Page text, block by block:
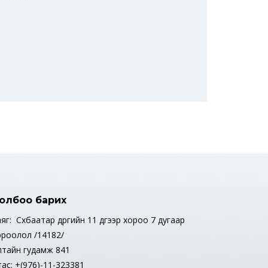
барих
Сүхбаатар дүүргийн 11 дүгээр хороо 7 дугаар
/14182/
гудамж 841
+(976)-11-323381